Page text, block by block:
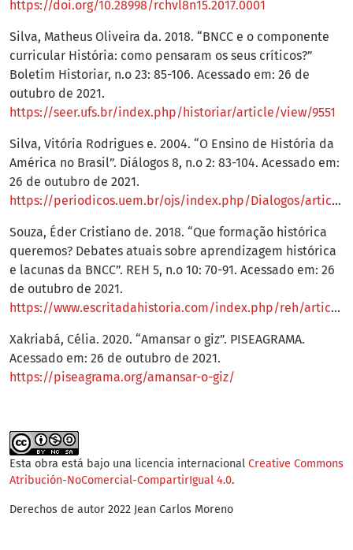
https://doi.org/10.28998/rchvl8n15.2017.0001
Silva, Matheus Oliveira da. 2018. “BNCC e o componente
curricular História: como pensaram os seus críticos?”
Boletim Historiar, n.o 23: 85-106. Acessado em: 26 de
outubro de 2021.
https://seer.ufs.br/index.php/historiar/article/view/9551
Silva, Vitória Rodrigues e. 2004. “O Ensino de História da
América no Brasil”. Diálogos 8, n.o 2: 83-104. Acessado em:
26 de outubro de 2021.
https://periodicos.uem.br/ojs/index.php/Dialogos/article/view/38105
Souza, Éder Cristiano de. 2018. “Que formação histórica
queremos? Debates atuais sobre aprendizagem histórica
e lacunas da BNCC”. REH 5, n.o 10: 70-91. Acessado em: 26
de outubro de 2021.
https://www.escritadahistoria.com/index.php/reh/article/view/149
Xakriabá, Célia. 2020. “Amansar o giz”. PISEAGRAMA.
Acessado em: 26 de outubro de 2021.
https://piseagrama.org/amansar-o-giz/
Esta obra está bajo una licencia internacional Creative Commons
Atribución-NoComercial-CompartirIgual 4.0.
Derechos de autor 2022 Jean Carlos Moreno